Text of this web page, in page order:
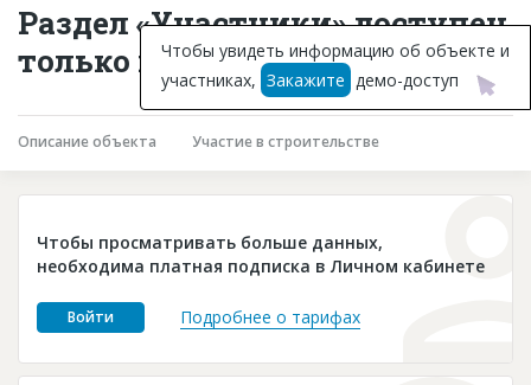
Горячие объекты
База строящихся объектов
Инвестпроекты
Глоссарий
Платные услуги
Пресс-релизы
Раздел «Участники» доступен
только подписчикам
Описание объекта Участие в строительстве
Чтобы просматривать больше данных,
необходима платная подписка в Личном кабинете
Войти Подробнее о тарифах
Чтобы увидеть информацию об объекте и
участниках, Закажите демо-доступ